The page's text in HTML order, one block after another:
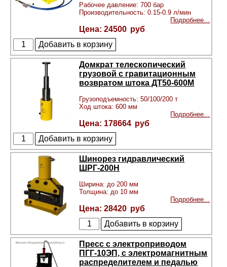
Рабочее давление: 700 бар
Производительность: 0.15-0.9 л/мин
Подробнее...
24500
Домкрат телескопический
грузовой с гравитационным
возвратом штока ДТ50-600М
Грузоподъемность: 50/100/200 т
Ход штока: 600 мм
Подробнее...
178664
Шинорез гидравлический
ШРГ-200Н
Ширина: до 200 мм
Толщина: до 10 мм
Подробнее...
28420
Пресс с электроприводом
ПГГ-10ЭП, с электромагнитным
распределителем и педалью